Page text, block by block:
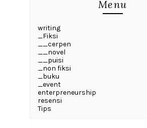
Menu
writing
_Fiksi
__cerpen
__novel
__puisi
_non fiksi
_buku
_event
enterpreneurship
resensi
Tips